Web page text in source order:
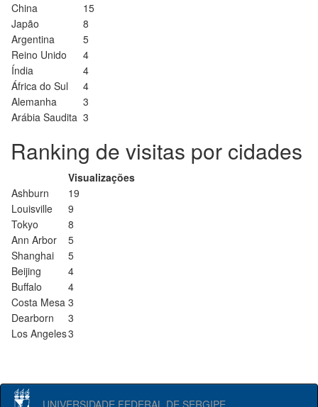
China
15
Japão
8
Argentina
5
Reino Unido
4
Índia
4
África do Sul
4
Alemanha
3
Arábia Saudita 3
Ranking de visitas por cidades
Visualizações
Ashburn
19
Louisville
9
Tokyo
8
Ann Arbor
5
Shanghai
5
Beijing
4
Buffalo
4
Costa Mesa 3
Dearborn
3
Los Angeles3
UNIVERSIDADE FEDERAL DE SERGIPE